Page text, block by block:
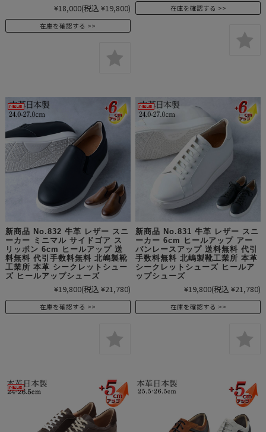
¥18,000(税込 ¥19,800)
在庫を確認する
在庫を確認する
新商品 No.832 牛革 レザー スニ
ーカー ミニマル サイドゴア ス
リッポン 6cm ヒールアップ 送
料無料 代引手数料無料 北嶋製靴
工業所 本革 シークレットシュー
ズ ヒールアップシューズ
¥19,800(税込 ¥21,780)
在庫を確認する
新商品 No.831 牛革 レザー スニ
ーカー 6cm ヒールアップ アー
バンレースアップ 送料無料 代引
手数料無料 北嶋製靴工業所 本革
シークレットシューズ ヒールア
ップシューズ
¥19,800(税込 ¥21,780)
在庫を確認する